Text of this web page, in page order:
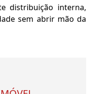
distribuição interna,
sem abrir mão da